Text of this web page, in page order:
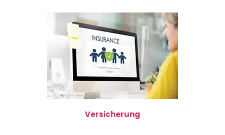
Versicherung